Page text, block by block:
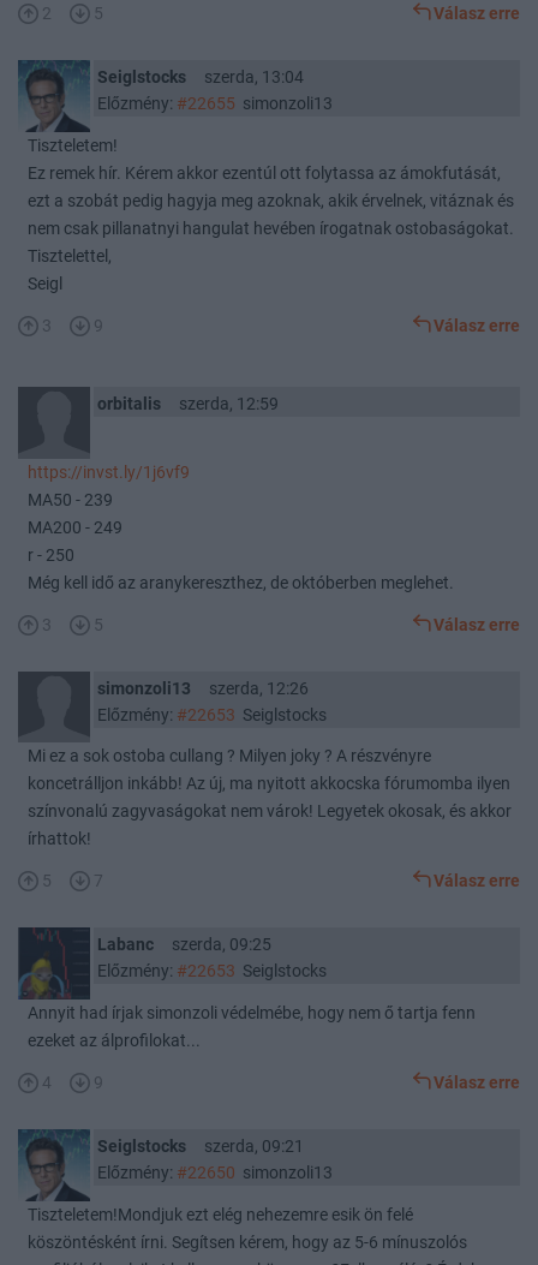
2 5 Válasz erre
Seiglstocks
szerda, 13:04
Előzmény: #22655 simonzoli13
Tiszteletem!
Ez remek hír. Kérem akkor ezentúl ott folytassa az ámokfutását,
ezt a szobát pedig hagyja meg azoknak, akik érvelnek, vitáznak és
nem csak pillanatnyi hangulat hevében írogatnak ostobaságokat.
Tisztelettel,
Seigl
3 9 Válasz erre
orbitalis szerda, 12:59
https://invst.ly/1j6vf9
MA50 - 239
MA200 - 249
r - 250
Még kell idő az aranykereszthez, de októberben meglehet.
3 5 Válasz erre
simonzoli13
szerda, 12:26
Előzmény: #22653 Seiglstocks
Mi ez a sok ostoba cullang ? Milyen joky ? A részvényre
koncetrálljon inkább! Az új, ma nyitott akkocska fórumomba ilyen
színvonalú zagyvaságokat nem várok! Legyetek okosak, és akkor
írhattok!
5 7 Válasz erre
Labanc
szerda, 09:25
Előzmény: #22653 Seiglstocks
Annyit had írjak simonzoli védelmébe, hogy nem ő tartja fenn
ezeket az álprofilokat...
4 9 Válasz erre
Seiglstocks
szerda, 09:21
Előzmény: #22650 simonzoli13
Tiszteletem!Mondjuk ezt elég nehezemre esik ön felé
köszöntésként írni. Segítsen kérem, hogy az 5-6 mínuszolós